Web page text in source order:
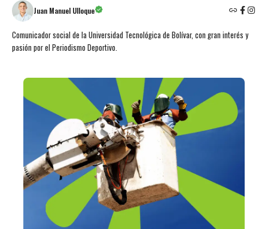
Juan Manuel Ulloque
Comunicador social de la Universidad Tecnológica de Bolívar, con gran interés y
pasión por el Periodismo Deportivo.